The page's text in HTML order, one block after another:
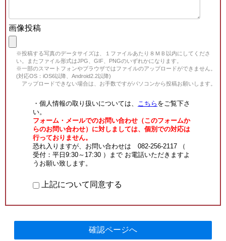
画像投稿
※投稿する写真のデータサイズは、１ファイルあたり８ＭＢ以内にしてくださ
い。またファイル形式はJPG、GIF、PNGのいずれかになります。
※一部のスマートフォンやブラウザではファイルのアップロードができません。
(対応OS：iOS6以降、Android2.2以降)
アップロードできない場合は、お手数ですがパソコンから投稿お願いします。
・個人情報の取り扱いについては、 こちら をご覧下さ
い。
フォーム・メールでのお問い合わせ（このフォームか
らのお問い合わせ）に対しましては、個別での対応は
行っておりません。
恐れ入りますが、お問い合わせは 082-256-2117 （
受付：平日9:30～17:30 ）まで お電話いただきますよ
うお願い致します。
上記について同意する
確認ページへ